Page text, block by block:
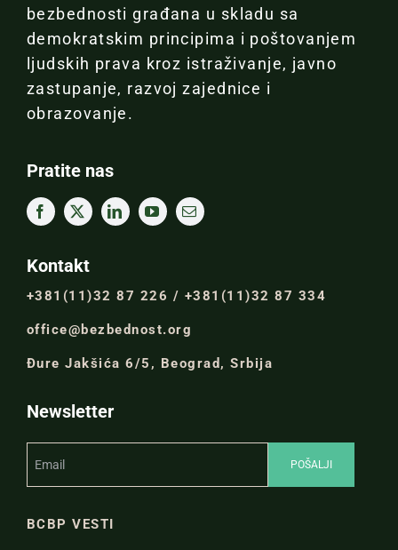
bezbednosti građana u skladu sa
demokratskim principima i poštovanjem
ljudskih prava kroz istraživanje, javno
zastupanje, razvoj zajednice i
obrazovanje.
Pratite nas
Kontakt
+381(11)32 87 226 / +381(11)32 87 334
office@bezbednost.org
Đure Jakšića 6/5, Beograd, Srbija
Newsletter
BCBP VESTI